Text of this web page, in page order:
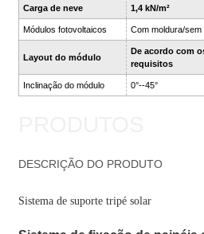
Carga de neve 1,4 kN/m²
Módulos fotovoltaicos Com moldura/sem
Layout do módulo
De acordo com
requisitos
Inclinação do módulo 0°--45°
DESCRIÇÃO DO PRODUTO
Sistema de suporte tripé solar